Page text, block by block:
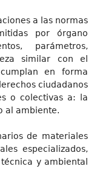
a las normas
por órgano
parámetros,
similar con el
en forma
ciudadanos
o colectivas a: la
al ambiente.
de materiales
especializados,
y ambiental